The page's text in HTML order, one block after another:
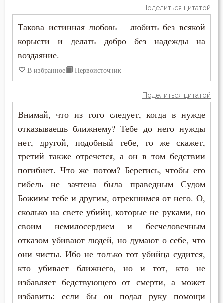
Грех
Деньги
Добро
Дух Святой
Душа
Зависть
Заповеди
Искушение
Исповедь
Иосиф Оптинский (Литовкин)
Исаак Сирин Ниневийский
Исидор Пелусиот
Киприан Карфагенский
Кирилл Александрийский
Лев Оптинский (Наголкин)
Макарий Оптинский (Иванов)
Максим Исповедник
Марк Подвижник
Никита Стифат
Поделиться цитатой
Такова истинная любовь – любить без всякой
корысти и делать добро без надежды на
воздаяние.
В избранное Первоисточник
Поделиться цитатой
Внимай, что из того следует, когда в нужде
отказываешь ближнему? Тебе до него нужды
нет, другой, подобный тебе, то же скажет,
третий также отречется, а он в том бедствии
погибнет. Что же потом? Берегись, чтобы его
гибель не зачтена была праведным Судом
Божиим тебе и другим, отрекшимся от него. О,
сколько на свете убийц, которые не руками, но
своим немилосердием и бесчеловечным
отказом убивают людей, но думают о себе, что
они чисты. Ибо не только тот убийца судится,
кто убивает ближнего, но и тот, кто не
избавляет бедствующего от смерти, а может
избавить: если бы он подал руку помощи